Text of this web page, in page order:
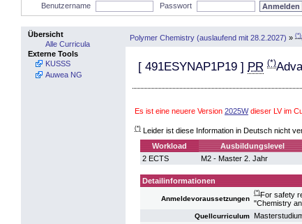
Benutzername Passwort
Übersicht
Alle Curricula
Externe Tools
KUSSS
Auwea NG
Polymer Chemistry (auslaufend mit 28.2.2027) » (*)
[ 491ESYNAP1P19 ] PR (*)
Es ist eine neuere Version 2025Wdieser LV im
(*) Leider ist diese Information in Deutsch nicht
Workload
Ausbildungslevel
2 ECTS
M2 - Master 2. Jahr
Detailinformationen
Anmeldevoraussetzungen
(*)For safety
"Chemistry
Quellcurriculum